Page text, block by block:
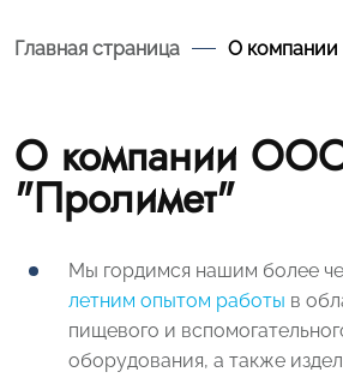
Главная страница О компании
О компании
"Пролимет"
Мы гордимся нашим более
летним опытом работы в
пищевого и
оборудования, а также